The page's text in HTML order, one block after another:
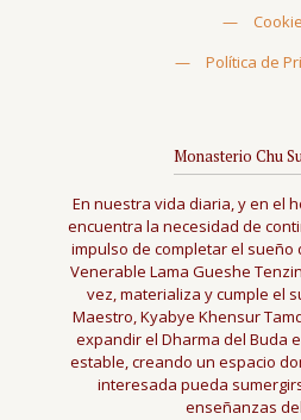
—
—
Política de
Monasterio Chu
En nuestra vida diaria, y en el
encuentra la necesidad de
impulso de completar el sueño
Venerable Lama Gueshe
vez, materializa y cumple el
Maestro, Kyabye Khensur
expandir el Dharma del Buda
estable, creando un espacio
interesada pueda
enseñanzas